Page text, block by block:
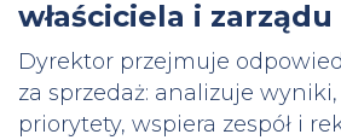
właściciela i zarządu
Dyrektor przejmuje
za sprzedaż: analizuje
priorytety, wspiera zespół i